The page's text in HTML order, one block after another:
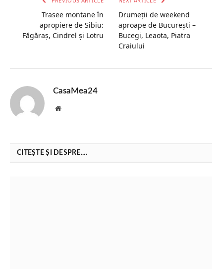
Trasee montane în
apropiere de Sibiu:
Făgăraș, Cindrel și Lotru
Drumeții de weekend
aproape de București –
Bucegi, Leaota, Piatra
Craiului
CasaMea24
Website
CITEȘTE ȘI DESPRE....